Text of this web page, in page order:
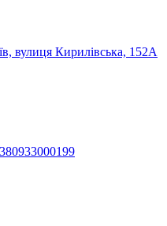
вулиця Кирилівська, 152А